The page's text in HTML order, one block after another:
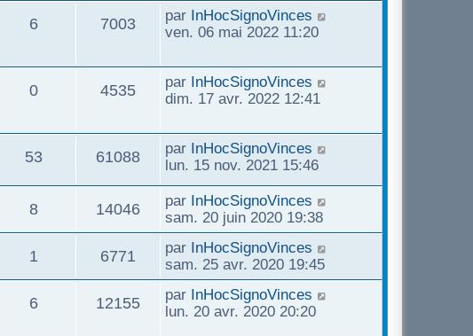
6 7003 par InHocSignoVinces
ven. 06 mai 2022 11:20
0 4535 par InHocSignoVinces
dim. 17 avr. 2022 12:41
53 61088 par InHocSignoVinces
lun. 15 nov. 2021 15:46
8 14046 par InHocSignoVinces
sam. 20 juin 2020 19:38
1 6771 par InHocSignoVinces
sam. 25 avr. 2020 19:45
6 12155 par InHocSignoVinces
lun. 20 avr. 2020 20:20